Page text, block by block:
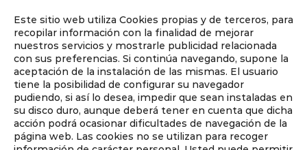
Este sitio web utiliza Cookies propias y de terceros, para
recopilar información con la finalidad de mejorar
nuestros servicios y mostrarle publicidad relacionada
con sus preferencias. Si continúa navegando, supone la
aceptación de la instalación de las mismas. El usuario
tiene la posibilidad de configurar su navegador
pudiendo, si así lo desea, impedir que sean instaladas en
su disco duro, aunque deberá tener en cuenta que dicha
acción podrá ocasionar dificultades de navegación de la
página web. Las cookies no se utilizan para recoger
Auditado por
Revista ABM
La revista mensual de Albacete